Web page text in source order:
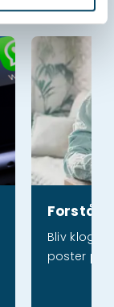
Forstå
Bliv
poster på
Forstå din